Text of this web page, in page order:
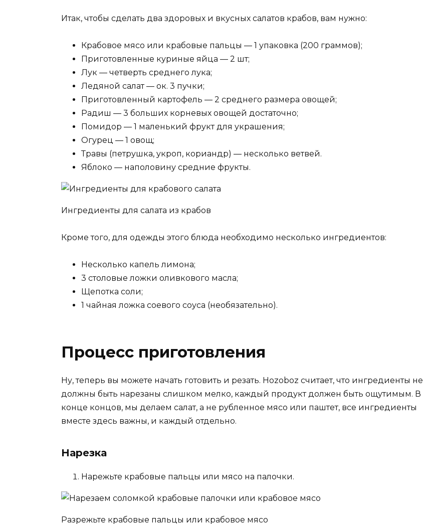
Итак, чтобы сделать два здоровых и вкусных салатов крабов, вам нужно:
Крабовое мясо или крабовые пальцы — 1 упаковка (200 граммов);
Приготовленные куриные яйца — 2 шт;
Лук — четверть среднего лука;
Ледяной салат — ок. 3 пучки;
Приготовленный картофель — 2 среднего размера овощей;
Радиш — 3 больших корневых овощей достаточно;
Помидор — 1 маленький фрукт для украшения;
Огурец — 1 овощ;
Травы (петрушка, укроп, кориандр) — несколько ветвей.
Яблоко — наполовину средние фрукты.
Ингредиенты для салата из крабов
Кроме того, для одежды этого блюда необходимо несколько ингредиентов:
Несколько капель лимона;
3 столовые ложки оливкового масла;
Щепотка соли;
1 чайная ложка соевого соуса (необязательно).
Процесс приготовления
Ну, теперь вы можете начать готовить и резать. Hozoboz считает, что ингредиенты не
должны быть нарезаны слишком мелко, каждый продукт должен быть ощутимым. В
конце концов, мы делаем салат, а не рубленное мясо или паштет, все ингредиенты
вместе здесь важны, и каждый отдельно.
Нарезка
Нарежьте крабовые пальцы или мясо на палочки.
Разрежьте крабовые пальцы или крабовое мясо